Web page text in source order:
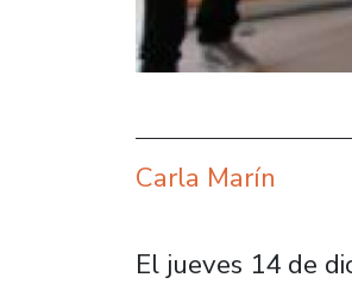
Carla Marín
El jueves 14 de